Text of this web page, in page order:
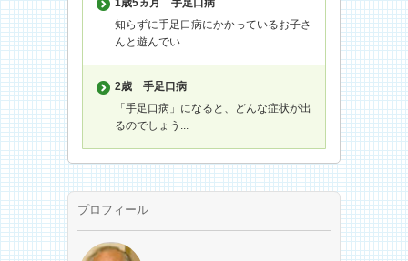
知らずに手足口病にかかっているお子さ
んと遊んでい...
2歳
手足口病
「手足口病」になると、どんな症状が出
るのでしょう...
プロフィール